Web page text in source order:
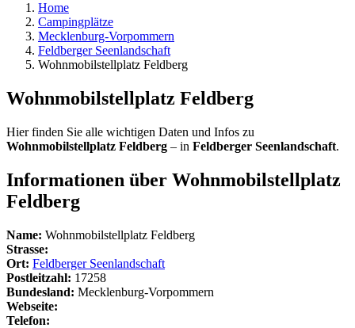
Home
Campingplätze
Mecklenburg-Vorpommern
Feldberger Seenlandschaft
Wohnmobilstellplatz Feldberg
Wohnmobilstellplatz Feldberg
Hier finden Sie alle wichtigen Daten und Infos zu
Wohnmobilstellplatz Feldberg – in Feldberger Seenlandschaft.
Informationen über Wohnmobilstellplatz
Feldberg
Name: Wohnmobilstellplatz Feldberg
Strasse:
Ort: Feldberger Seenlandschaft
Postleitzahl: 17258
Bundesland: Mecklenburg-Vorpommern
Webseite:
Telefon: